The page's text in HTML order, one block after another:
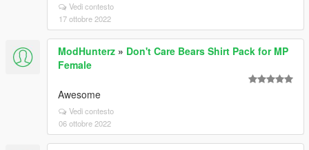
Vedi contesto
17 ottobre 2022
ModHunterz » Don't Care Bears Shirt Pack for MP
Female
Awesome
Vedi contesto
06 ottobre 2022